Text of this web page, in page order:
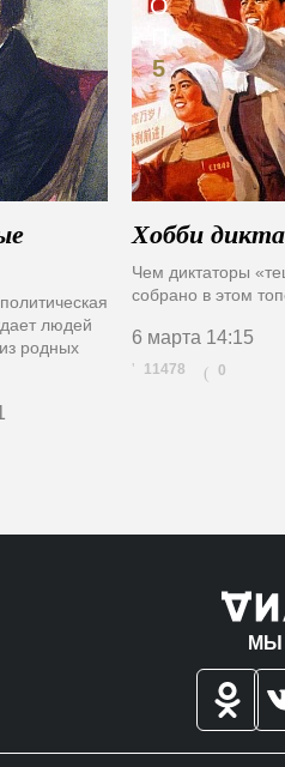
людей
родных
О
5
Хобби
Чем диктаторы
собрано в этом
6 марта 14:15
11478 ( 0
МЫ